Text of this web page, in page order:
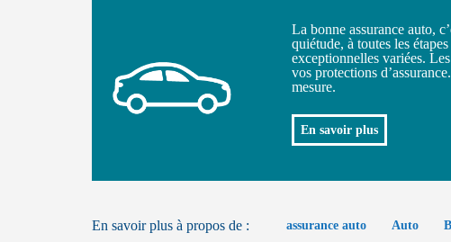
La bonne assurance auto,
quiétude, à toutes les
exceptionnelles variées.
vos protections
mesure.
En savoir plus
En savoir plus à propos de : assurance auto Auto